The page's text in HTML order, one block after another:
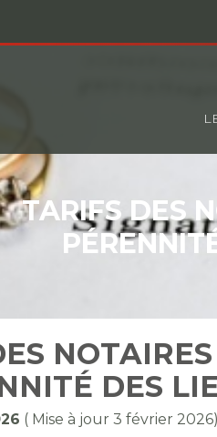
TARIFS DES
DES
( Mise à jour 3 février 2026)